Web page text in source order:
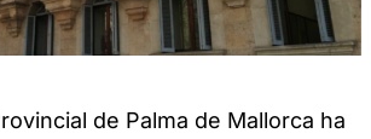
de Palma de Mallorca ha